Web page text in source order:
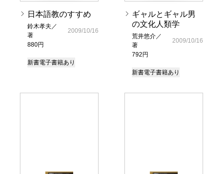
日本語教のすすめ
鈴木孝夫／
著
880円
2009/10/16
新書電子書籍あり
ギャルとギャル男
の文化人類学
荒井悠介／
著
792円
2009/10/16
新書電子書籍あり